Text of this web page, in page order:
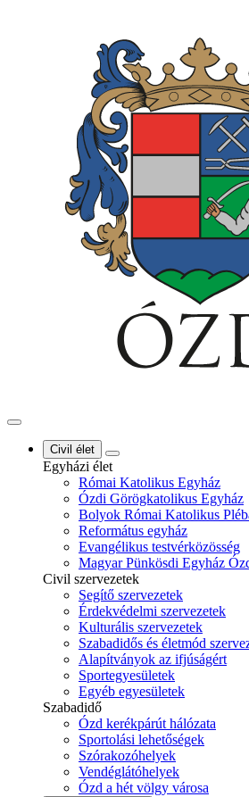
Civil élet
Egyházi élet
Római Katolikus Egyház
Ózdi Görögkatolikus Egyház
Bolyok Római Katolikus
Református egyház
Evangélikus testvérközösség
Magyar Pünkösdi Egyház
Civil szervezetek
Segítő szervezetek
Érdekvédelmi szervezetek
Kulturális szervezetek
Szabadidős és életmód
Alapítványok az ifjúságért
Sportegyesületek
Egyéb egyesületek
Szabadidő
Ózd kerékpárút hálózata
Sportolási lehetőségek
Szórakozóhelyek
Vendéglátóhelyek
Ózd a hét völgy városa